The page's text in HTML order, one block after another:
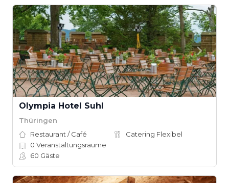
Olympia Hotel Suhl
Thüringen
Restaurant / Café
Catering Flexibel
0 Veranstaltungsräume
60 Gäste